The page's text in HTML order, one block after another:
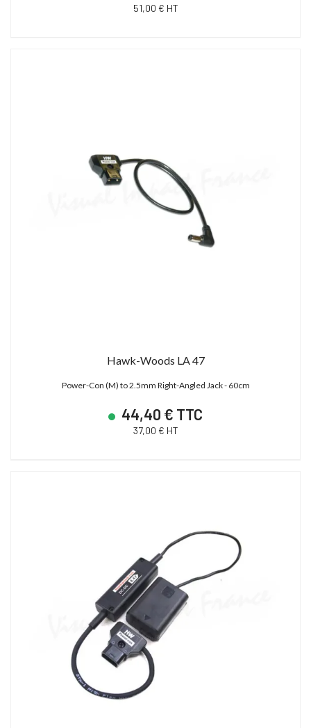
51,00 € HT
Hawk-Woods LA 47
Power-Con (M) to 2.5mm Right-Angled Jack - 60cm
44,40 € TTC
37,00 € HT